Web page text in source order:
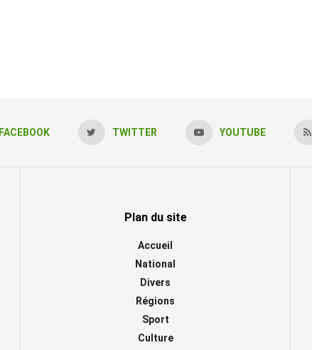
FACEBOOK TWITTER YOUTUBE
Plan du site
Accueil
National
Divers
Régions
Sport
Culture